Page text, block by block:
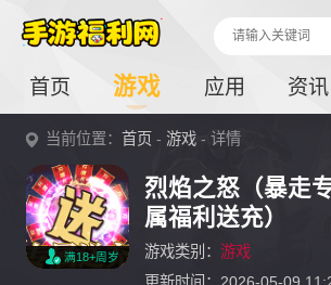
首页 游戏 应用 资讯
当前位置：首页 -游戏 - 详情
满18+周岁
烈焰之怒（暴走
属福利送充）
游戏类别： 游戏